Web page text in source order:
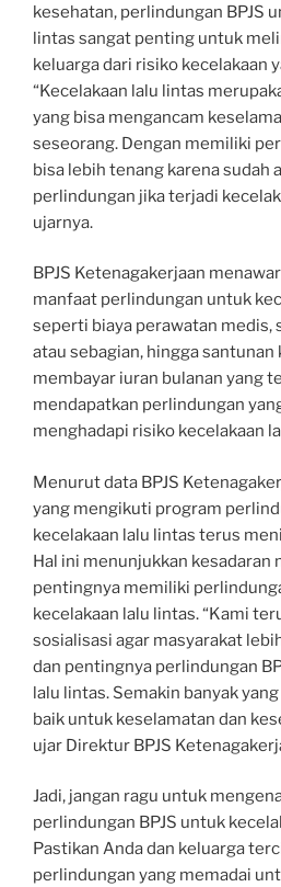
kesehatan, perlindungan BPJS
lintas sangat penting untuk
keluarga dari risiko kecelakaan
“Kecelakaan lalu lintas
yang bisa mengancam
seseorang. Dengan memiliki
bisa lebih tenang karena sudah
perlindungan jika terjadi
ujarnya.
BPJS Ketenagakerjaan
manfaat perlindungan untuk
seperti biaya perawatan medis,
atau sebagian, hingga santunan
membayar iuran bulanan yang
mendapatkan perlindungan
menghadapi risiko kecelakaan
Menurut data BPJS
yang mengikuti program
kecelakaan lalu lintas terus
Hal ini menunjukkan kesadaran
pentingnya memiliki
kecelakaan lalu lintas. “Kami
sosialisasi agar masyarakat
dan pentingnya perlindungan
lalu lintas. Semakin banyak
baik untuk keselamatan dan
ujar Direktur BPJS
Jadi, jangan ragu untuk
perlindungan BPJS untuk
Pastikan Anda dan keluarga
perlindungan yang memadai